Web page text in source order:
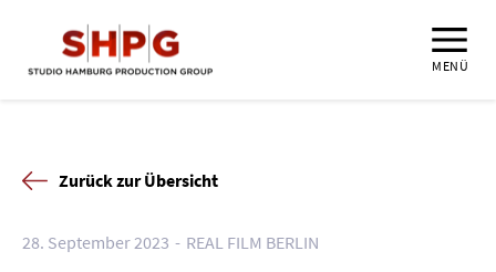
MENÜ
Zurück zur Übersicht
28. September 2023 REAL FILM BERLIN